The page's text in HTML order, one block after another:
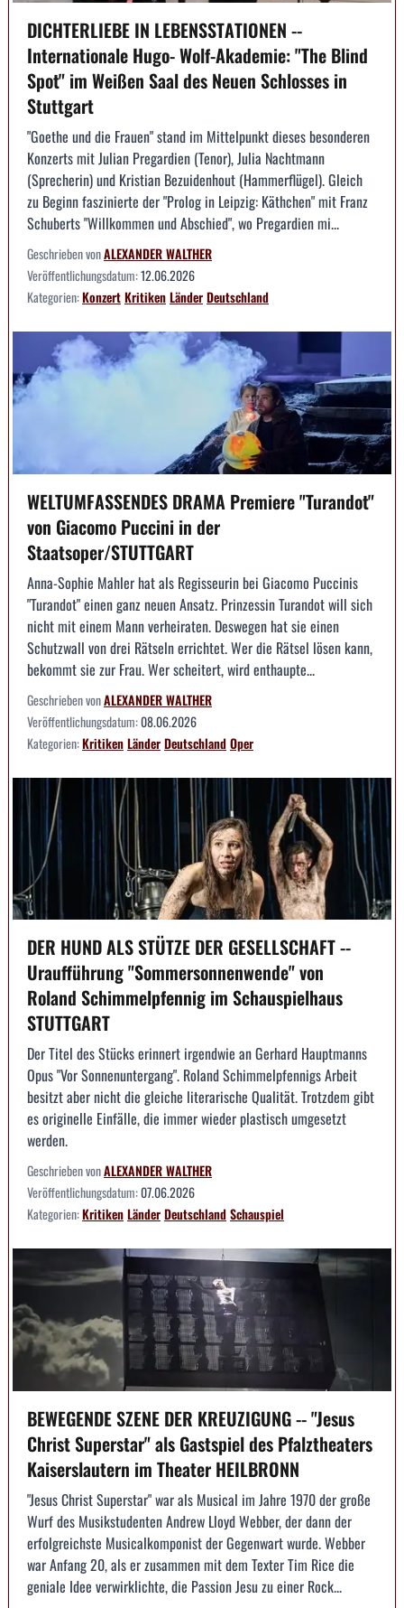
DICHTERLIEBE IN LEBENSSTATIONEN --
Internationale Hugo- Wolf-Akademie: "The Blind
Spot" im Weißen Saal des Neuen Schlosses in
Stuttgart
"Goethe und die Frauen" stand im Mittelpunkt dieses besonderen
Konzerts mit Julian Pregardien (Tenor), Julia Nachtmann
(Sprecherin) und Kristian Bezuidenhout (Hammerflügel). Gleich
zu Beginn faszinierte der "Prolog in Leipzig: Käthchen" mit Franz
Schuberts "Willkommen und Abschied", wo Pregardien mi...
Geschrieben vonALEXANDER WALTHER
Veröffentlichungsdatum:12.06.2026
Kategorien:KonzertKritikenLänderDeutschland
WELTUMFASSENDES DRAMA Premiere "Turandot"
von Giacomo Puccini in der
Staatsoper/STUTTGART
Anna-Sophie Mahler hat als Regisseurin bei Giacomo Puccinis
"Turandot" einen ganz neuen Ansatz. Prinzessin Turandot will sich
nicht mit einem Mann verheiraten. Deswegen hat sie einen
Schutzwall von drei Rätseln errichtet. Wer die Rätsel lösen kann,
bekommt sie zur Frau. Wer scheitert, wird enthaupte...
Geschrieben vonALEXANDER WALTHER
Veröffentlichungsdatum:08.06.2026
Kategorien:KritikenLänderDeutschlandOper
DER HUND ALS STÜTZE DER GESELLSCHAFT --
Uraufführung "Sommersonnenwende" von
Roland Schimmelpfennig im Schauspielhaus
STUTTGART
Der Titel des Stücks erinnert irgendwie an Gerhard Hauptmanns
Opus "Vor Sonnenuntergang". Roland Schimmelpfennigs Arbeit
besitzt aber nicht die gleiche literarische Qualität. Trotzdem gibt
es originelle Einfälle, die immer wieder plastisch umgesetzt
werden.
Geschrieben vonALEXANDER WALTHER
Veröffentlichungsdatum:07.06.2026
Kategorien:KritikenLänderDeutschlandSchauspiel
BEWEGENDE SZENE DER KREUZIGUNG -- "Jesus
Christ Superstar" als Gastspiel des Pfalztheaters
Kaiserslautern im Theater HEILBRONN
"Jesus Christ Superstar" war als Musical im Jahre 1970 der große
Wurf des Musikstudenten Andrew Lloyd Webber, der dann der
erfolgreichste Musicalkomponist der Gegenwart wurde. Webber
war Anfang 20, als er zusammen mit dem Texter Tim Rice die
geniale Idee verwirklichte, die Passion Jesu zu einer Rock...